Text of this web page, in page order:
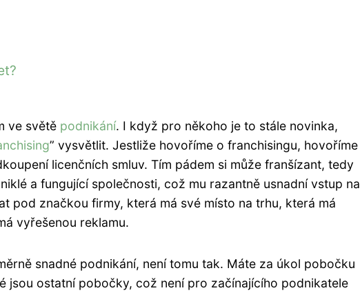
ve světě podnikání. I když pro někoho je to stále novinka,
” vysvětlit. Jestliže hovoříme o franchisingu, hovoříme
licenčních smluv. Tím pádem si může franšízant, tedy
a fungující společnosti, což mu razantně usnadní vstup na
pod značkou firmy, která má své místo na trhu, která má
vyřešenou reklamu.
snadné podnikání, není tomu tak. Máte za úkol pobočku
jsou ostatní pobočky, což není pro začínajícího podnikatele